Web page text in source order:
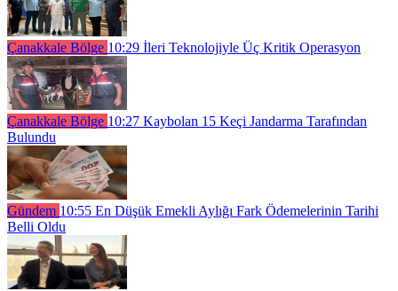
Çanakkale Bölge 10:29 İleri Teknolojiyle Üç Kritik Operasyon
Çanakkale Bölge 10:27 Kaybolan 15 Keçi Jandarma Tarafından
Bulundu
Gündem 10:55 En Düşük Emekli Aylığı Fark Ödemelerinin Tarihi
Belli Oldu